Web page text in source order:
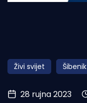
Obala
Otoci
Turizam i nautika
Živi svijet Šibenik
28 rujna 2023